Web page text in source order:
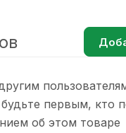
первым, кто
об этом товаре